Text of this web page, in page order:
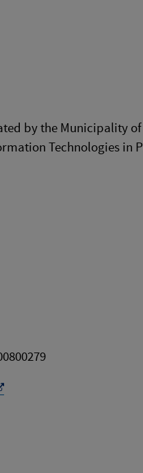
by the Municipality
Technologies